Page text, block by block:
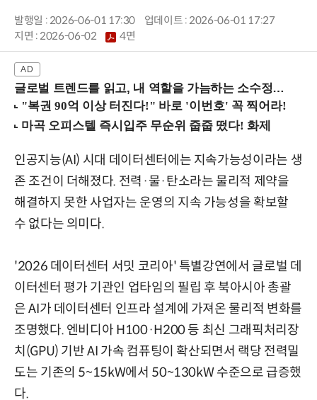
발행일 : 2026-06-01 17:30
업데이트 : 2026-06-01 17:27
지면 :2026-06-02 4면
글로벌 트렌드를 읽고, 내 역할을 가늠하는 소수정예 실습 워크숍 (8/28 신논현역)
인공지능(AI) 시대 데이터센터에는 지속가능성이라는 생
존 조건이 더해졌다. 전력·물·탄소라는 물리적 제약을
해결하지 못한 사업자는 운영의 지속 가능성을 확보할
수 없다는 의미다.
'2026 데이터센터 서밋 코리아' 특별강연에서 글로벌 데
이터센터 평가 기관인 업타임의 필립 후 북아시아 총괄
은 AI가 데이터센터 인프라 설계에 가져온 물리적 변화를
조명했다. 엔비디아 H100·H200 등 최신 그래픽처리장
치(GPU) 기반 AI 가속 컴퓨팅이 확산되면서 랙당 전력밀
도는 기존의 5~15kW에서 50~130kW 수준으로 급증했
다.